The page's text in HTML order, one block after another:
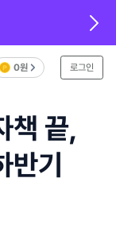
0원 로그인
책 끝,
기